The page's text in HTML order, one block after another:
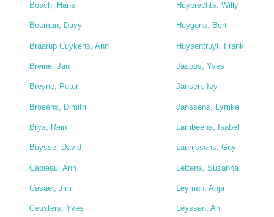
Bosch, Hans
Bosman, Davy
Braarup Cuykens, Ann
Breine, Jan
Breyne, Peter
Brosens, Dimitri
Brys, Rein
Buysse, David
Capieau, Ann
Casaer, Jim
Ceusters, Yves
Huybrechts, Willy
Huygens, Bert
Huysentruyt, Frank
Jacobs, Yves
Jansen, Ivy
Janssens, Lymke
Lambeens, Isabel
Laurijssens, Guy
Lettens, Suzanna
Leyman, Anja
Leyssen, An